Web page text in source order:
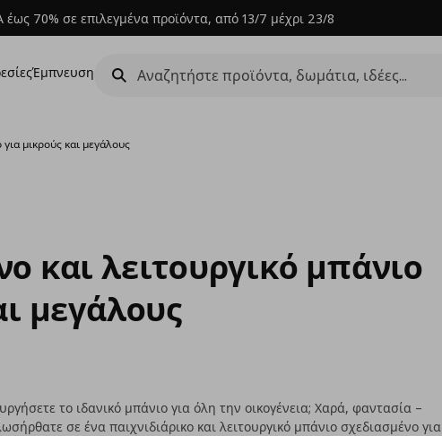
έως 70% σε επιλεγμένα προϊόντα, από 13/7 μέχρι 23/8
Έμπνευση
μικρούς και μεγάλους
και λειτουργικό μπάνιο
μεγάλους
το ιδανικό μπάνιο για όλη την οικογένεια; Χαρά, φαντασία –
σε ένα παιχνιδιάρικο και λειτουργικό μπάνιο σχεδιασμένο για